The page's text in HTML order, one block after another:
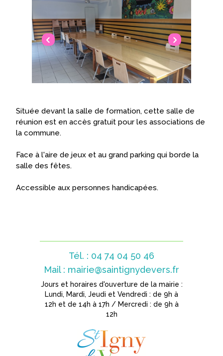
Située devant la salle de formation, cette salle de
réunion est en accès gratuit pour les associations de
la commune.
Face à l'aire de jeux et au grand parking qui borde la
salle des fêtes.
Accessible aux personnes handicapées.
Tél. : 04 74 04 50 46
Mail : mairie@saintignydevers.fr
Jours et horaires d'ouverture de la mairie :
Lundi, Mardi, Jeudi et Vendredi : de 9h à
12h et de 14h à 17h / Mercredi : de 9h à
12h